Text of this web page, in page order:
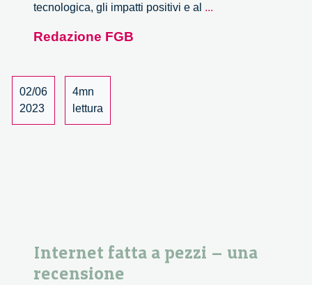
tecnologica, gli impatti positivi e al ...
Redazione FGB
02/06
2023
4mn
lettura
Internet fatta a pezzi – una
recensione